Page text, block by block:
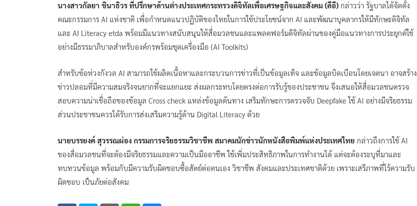
นางสาวกัลยา ชินาธิวร ที่ปรึกษาด้านต่างประเทศกระทรวงดิจิทัลเพื่อเศรษฐกิจและสังคม (ดีอี) กล่าวว่า รัฐบาลได้จัดตั้ง
คณะกรรมการ AI แห่งชาติ เพื่อกำหนดแนวปฏิบัติของไทยในการใช้ประโยชน์จาก AI และพัฒนาบุคลากรให้มีทักษะดิจิทัล
และ AI Literacy etda พร้อมมีแนวทางสนับสนุนให้สื่อมวลชนและแพลตฟอร์มดิจิทัลผ่านของคู่มือแนวทางการประยุกต์ใช้
อย่างมีธรรมาภิบาลสำหรับองค์กรพร้อมชุดเครื่องมือ (AI Toolkits)
สำหรับข้อห่วงกังวล AI สามารถใช้ผลิตเนื้อหาและกระบวนการข่าวที่เป็นข้อมูลเท็จ และข้อมูลบิดเบือนโดยเจตนา อาจสร้าง
ข่าวปลอมที่มีความสมจริงจนยากที่จะแยกแยะ ส่งผลกระทบโดยตรงต่อการรับรู้ของประชาชน จึงเสนอให้สื่อมวลชนตรวจ
สอบความน่าเชื่อถือของข้อมูล Cross check แหล่งข้อมูลต้นทาง เสริมทักษะการตรวจจับ Deepfake ใช้ AI อย่างมีจริยธรรม
ส่วนประชาชนควรได้รับการส่งเสริมความรู้ด้าน Digital Literacy ด้วย
นายบรรยงค์ สุวรรณผ่อง กรรมการจริยธรรมวิชาชีพ สมาคมนักข่าวนักหนังสือพิมพ์แห่งประเทศไทย กล่าวถึงการใช้ AI
ของสื่อมวลชนที่จะต้องมีจริยธรรมและความเป็นมืออาชีพ ใช้เพิ่มประสิทธิภาพในการทำงานได้ แต่จะต้องระบุที่มาและ
ทบทวนข้อมูล พร้อมกับมีความรับผิดชอบซื้อสัตย์ต่อตนเอง วิชาชีพ สังคมและประเทศชาติด้วย เพราะเสรีภาพที่ไร้ความรับ
ผิดชอบ เป็นภัยต่อสังคม